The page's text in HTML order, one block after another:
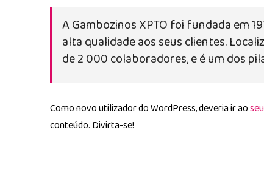
A Gambozinos XPTO foi fundada em
alta qualidade aos seus clientes.
de 2 000 colaboradores, e é um dos
Como novo utilizador do WordPress, deveria ir ao
conteúdo. Divirta-se!